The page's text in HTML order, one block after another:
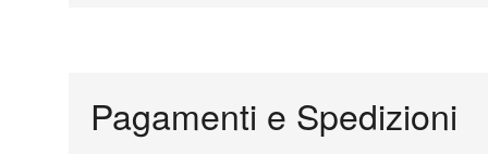
Pagamenti e Spedizioni